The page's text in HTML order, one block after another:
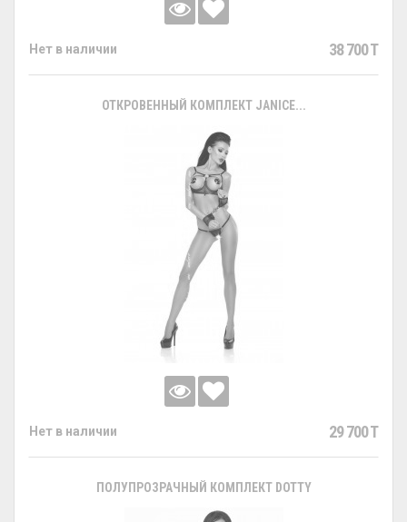
Нет в наличии 38 700 T
ОТКРОВЕННЫЙ КОМПЛЕКТ JANICE...
Нет в наличии 29 700 T
ПОЛУПРОЗРАЧНЫЙ КОМПЛЕКТ DOTTY